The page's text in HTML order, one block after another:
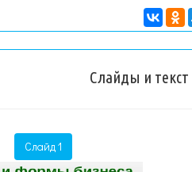
Слайды и
Слайд 1